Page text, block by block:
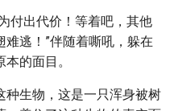
付出代价！等着吧，其他
逃！”伴随着嘶吼，躲在
的面目。
种生物，这是一只浑身被树